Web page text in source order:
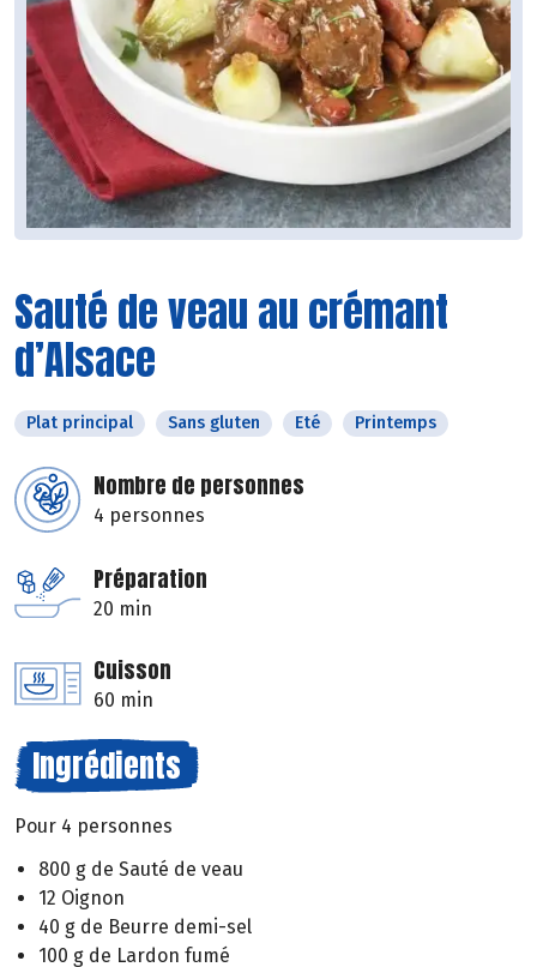
Sauté de veau au crémant
d’Alsace
Plat principal Sans gluten Eté Printemps
Nombre de personnes
4 personnes
Préparation
20 min
Cuisson
60 min
Ingrédients
Pour 4 personnes
800 g de Sauté de veau
12 Oignon
40 g de Beurre demi-sel
100 g de Lardon fumé